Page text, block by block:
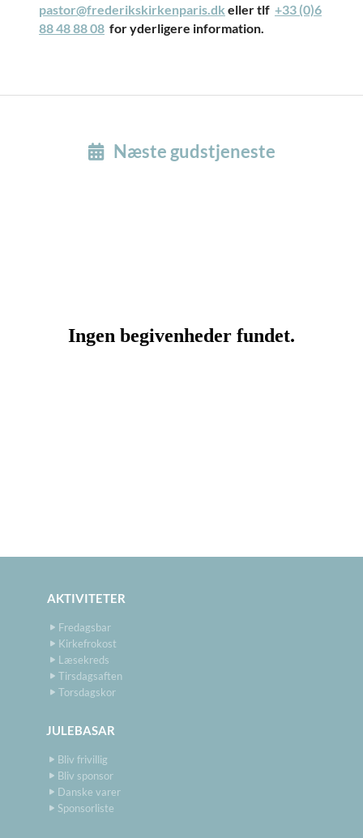
pastor@frederikskirkenparis.dk eller tlf +33 (0)6
88 48 88 08 for yderligere information.
Næste gudstjeneste
AKTIVITETER
Fredagsbar
Kirkefrokost
Læsekreds
Tirsdagsaften
Torsdagskor
JULEBASAR
Bliv frivillig
Bliv sponsor
Danske varer
Sponsorliste